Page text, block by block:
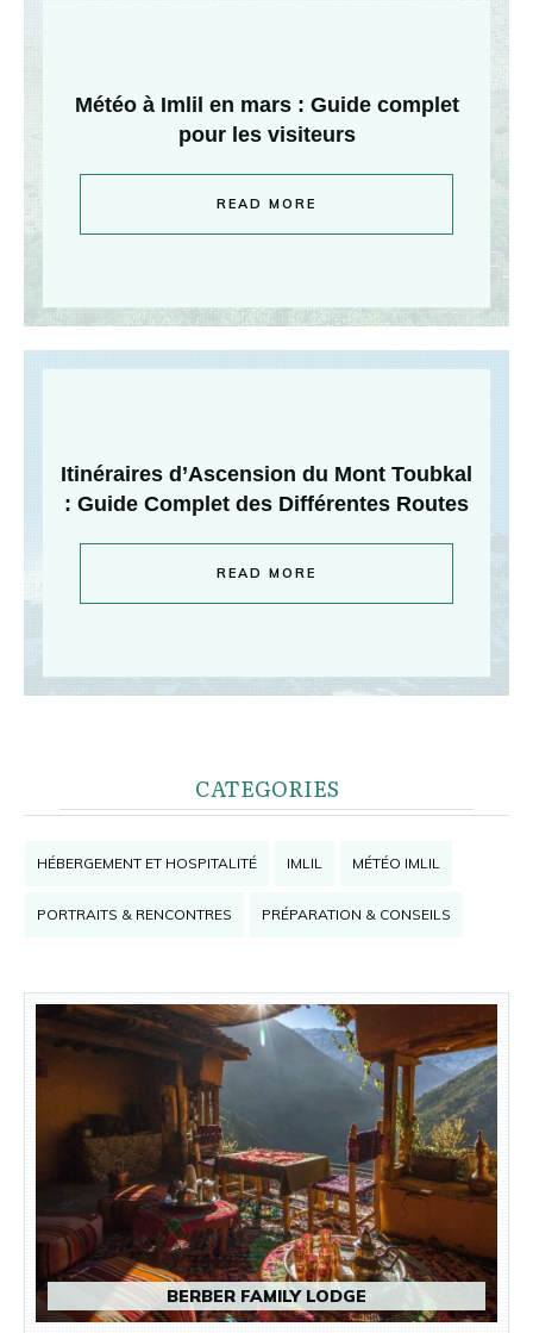
Météo à Imlil en mars : Guide complet
pour les visiteurs
READ MORE
Itinéraires d’Ascension du Mont Toubkal
: Guide Complet des Différentes Routes
READ MORE
CATEGORIES
HÉBERGEMENT ET HOSPITALITÉ IMLIL MÉTÉO IMLIL
PORTRAITS & RENCONTRES PRÉPARATION & CONSEILS
BERBER FAMILY LODGE